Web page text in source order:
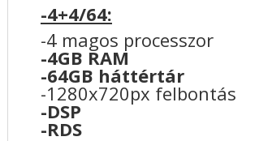
-4+4/64:
-4 magos processzor
-4GB RAM
-64GB háttértár
-1280x720px felbontás
-DSP
-RDS